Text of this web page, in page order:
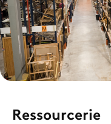
Ressourcerie